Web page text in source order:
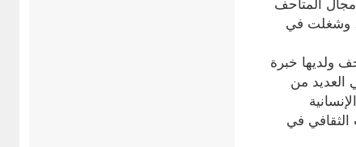
وشغلت في
ولديها خبرة
في العديد من
الثقافي في